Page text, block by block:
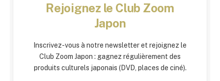
Rejoignez le Club Zoom
Japon
Inscrivez-vous à notre newsletter et rejoignez le
Club Zoom Japon : gagnez régulièrement des
produits culturels japonais (DVD, places de ciné).